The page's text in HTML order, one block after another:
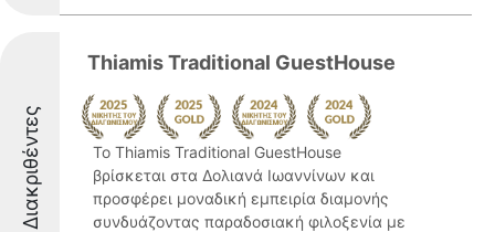
Διακριθέντες
Thiamis Traditional GuestHouse
Το Thiamis Traditional GuestHouse
βρίσκεται στα Δολιανά Ιωαννίνων και
προσφέρει μοναδική εμπειρία διαμονής
συνδυάζοντας παραδοσιακή φιλοξενία με